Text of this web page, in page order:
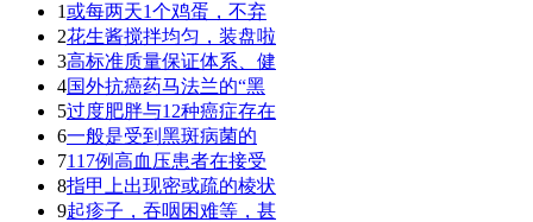
1或每两天1个鸡蛋，不弃
2花生酱搅拌均匀，装盘啦
3高标准质量保证体系、健
4国外抗癌药马法兰的“黑
5过度肥胖与12种癌症存在
6一般是受到黑斑病菌的
7117例高血压患者在接受
8指甲上出现密或疏的棱状
9起疹子，吞咽困难等，甚